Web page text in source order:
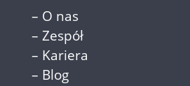
– O nas
– Zespół
– Kariera
– Blog